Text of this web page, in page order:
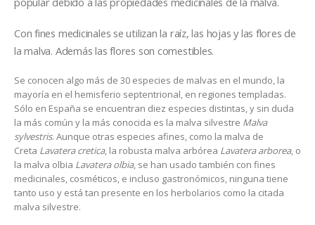
Con fines medicinales se utilizan la raíz, las hojas y las flores de
la malva. Además las flores son comestibles.
Se conocen algo más de 30 especies de malvas en el mundo, la
mayoría en el hemisferio septentrional, en regiones templadas.
Sólo en España se encuentran diez especies distintas, y sin duda
la más común y la más conocida es la malva silvestre Malva
sylvestris. Aunque otras especies afines, como la malva de
Creta Lavatera cretica, la robusta malva arbórea Lavatera arborea, o
la malva olbia Lavatera olbia, se han usado también con fines
medicinales, cosméticos, e incluso gastronómicos, ninguna tiene
tanto uso y está tan presente en los herbolarios como la citada
malva silvestre.